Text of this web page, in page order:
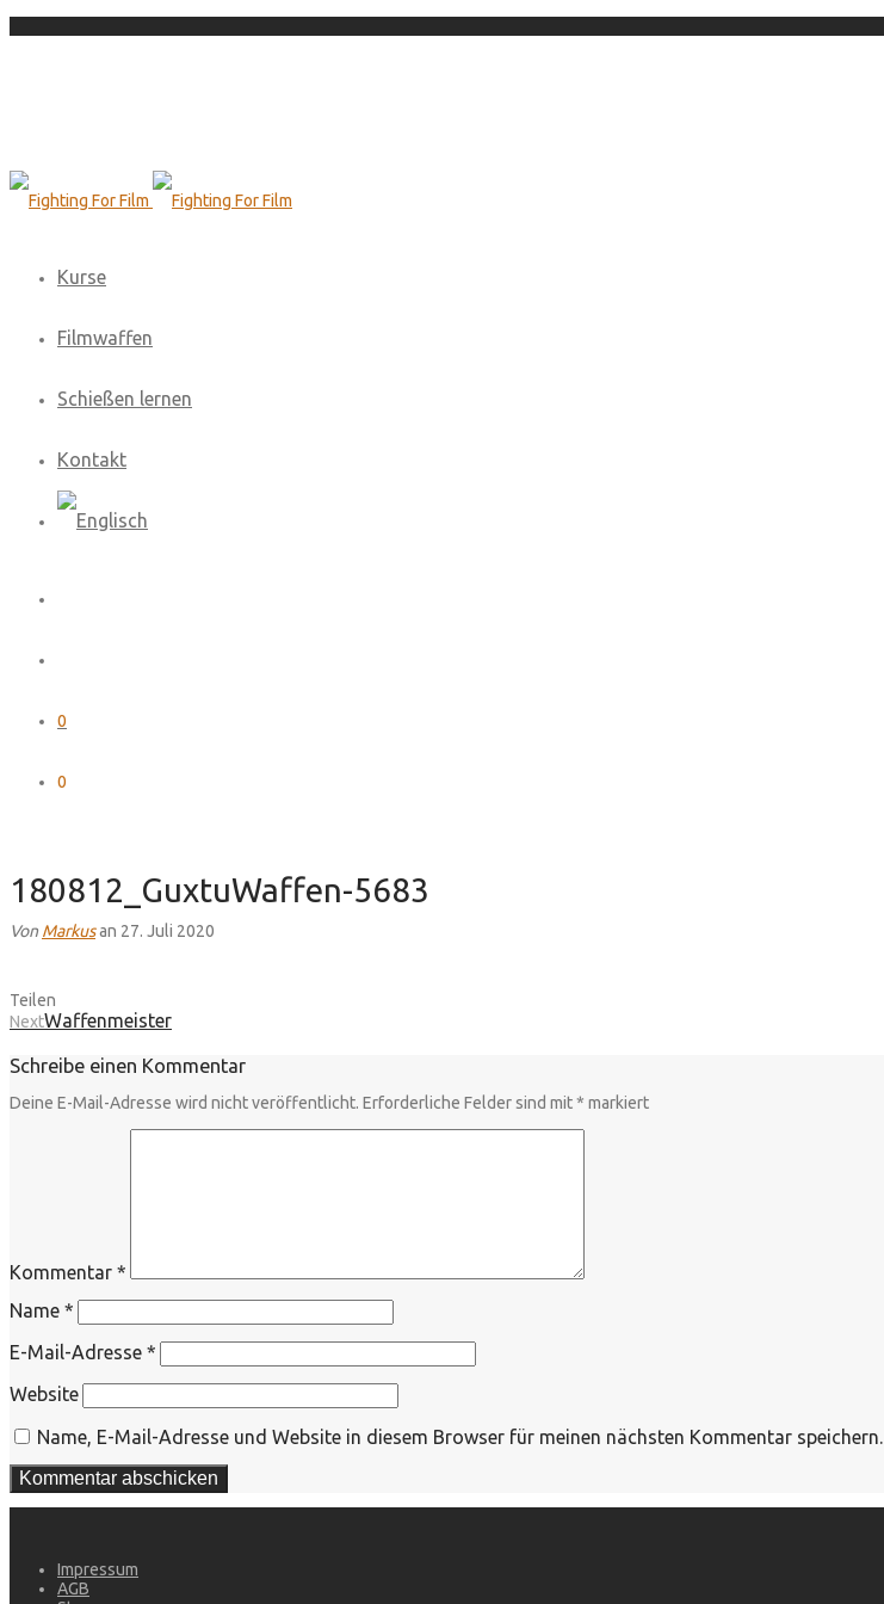
Kurse
Filmwaffen
Schießen lernen
Kontakt
0
0
180812_GuxtuWaffen-5683
VonMarkusan 27. Juli 2020
Teilen
NextWaffenmeister
Schreibe einen Kommentar
Deine E-Mail-Adresse wird nicht veröffentlicht. Erforderliche Felder sind mit* markiert
Kommentar *
Name *
E-Mail-Adresse *
Website
Name, E-Mail-Adresse und Website in diesem Browser für meinen nächsten Kommentar speichern.
Impressum
AGB